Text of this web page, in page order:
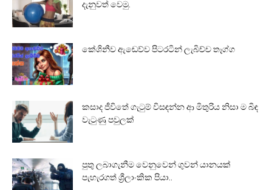
දැනුවත් වෙමු.
කේශිනීව ඇඬෙව්ව පිටරටින් ලැබිච්ච තෑග්ග
කසාද ජීවිතේ ගැටුම් විසඳන්න ආ මිතුරිය නිසා ම බිඳ
වැටුණු පවුලක්
පුතු ලබාගැනීම වෙනුවෙන් ගුවන් යානයක්
පැහැරගත් ශ්‍රීලාංකික පියා..